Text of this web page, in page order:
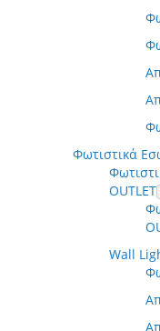
Φωτιστικά
OUTLET
Wall